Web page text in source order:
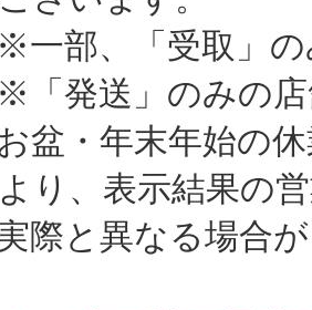
、「受取」の
送」のみの店
盆・年末年始の
り、表示結果の
と異なる場合が